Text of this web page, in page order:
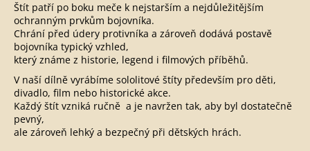
l
d
a
c
í
p
v
Štít patří po boku meče k nejstarším a nejdůležitějším
ochranným prvkům bojovníka.
Chrání před údery protivníka a zároveň dodává postavě
bojovníka typický vzhled,
který známe z historie, legend i filmových příběhů.
V naší dílně vyrábíme sololitové štíty především pro děti,
divadlo, film nebo historické akce.
Každý štít vzniká ručně a je navržen tak, aby byl dostatečně
pevný,
ale zároveň lehký a bezpečný při dětských hrách.